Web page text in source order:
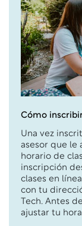
Cómo
Una vez
asesor que le
horario de
inscripción
clases en
con tu
Tech. Antes
ajustar tu